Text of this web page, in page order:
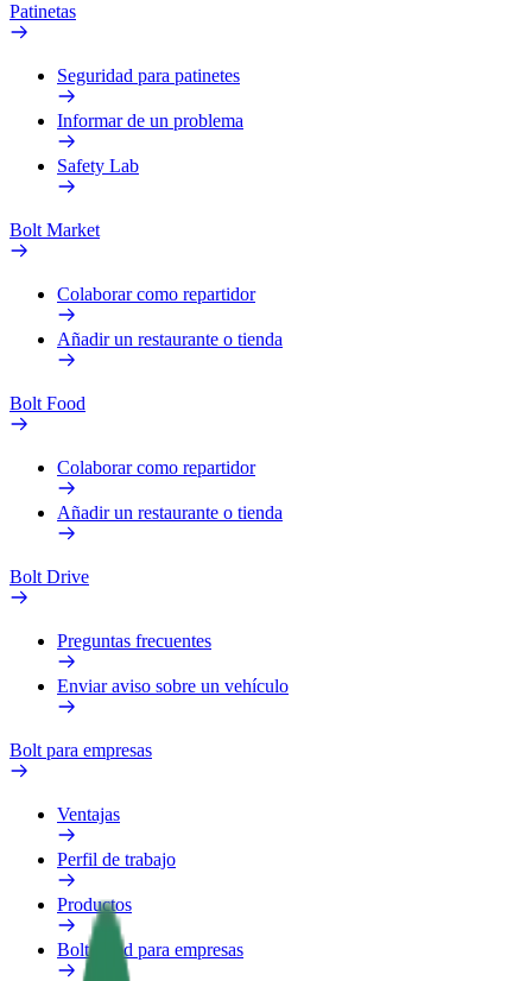
Patinetas
Seguridad para patinetes
Informar de un problema
Safety Lab
Bolt Market
Colaborar como repartidor
Añadir un restaurante o tienda
Bolt Food
Colaborar como repartidor
Añadir un restaurante o tienda
Bolt Drive
Preguntas frecuentes
Enviar aviso sobre un vehículo
Bolt para empresas
Ventajas
Perfil de trabajo
Productos
Bolt Food para empresas